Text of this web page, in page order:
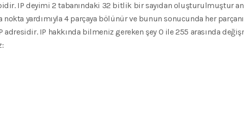
IP deyimi 2 tabanındaki 32 bitlik bir sayıdan oluşturulmuştur
yardımıyla 4 parçaya bölünür ve bunun sonucunda her
adresidir. IP hakkında bilmeniz gereken şey 0 ile 255 arasında